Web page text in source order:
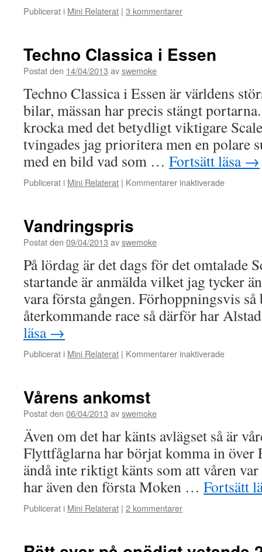
Publicerat i Mini Relaterat | 3 kommentarer
Techno Classica i Essen
Postat den 14/04/2013 avswemoke
Techno Classica i Essen är världens
bilar, mässan har precis stängt
krocka med det betydligt viktigare
tvingades jag prioritera men en polare
med en bild vad som … Fortsätt läsa →
Publicerat i Mini Relaterat | Kommentarer inaktiveradeför
Vandringspris
Postat den 09/04/2013 avswemoke
På lördag är det dags för det omtalade
startande är anmälda vilket jag tycker
vara första gången. Förhoppningsvis
återkommande race så därför har
läsa →
Publicerat i Mini Relaterat | Kommentarer inaktiveradeför
Vårens ankomst
Postat den 06/04/2013 avswemoke
Även om det har känts avlägset så är
Flyttfåglarna har börjat komma in över
ändå inte riktigt känts som att våren
har även den första Moken … Fortsätt
Publicerat i Mini Relaterat | 2 kommentarer